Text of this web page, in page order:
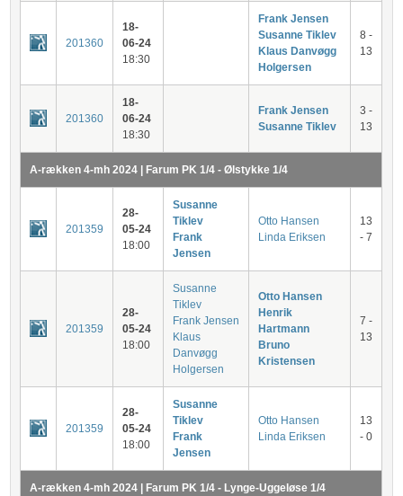
201360
18-
06-24
18:30
Frank Jensen
Susanne Tiklev
Klaus Danvøgg
Holgersen
8 -
13
201360
18-
06-24
18:30
Frank Jensen
Susanne Tiklev
3 -
13
A-rækken 4-mh 2024 | Farum PK 1/4 - Ølstykke 1/4
201359
28-
05-24
18:00
Susanne
Tiklev
Frank
Jensen
Otto Hansen
Linda Eriksen
13
- 7
201359
28-
05-24
18:00
Susanne
Tiklev
Frank Jensen
Klaus
Danvøgg
Holgersen
Otto Hansen
Henrik
Hartmann
Bruno
Kristensen
7 -
13
201359
28-
05-24
18:00
Susanne
Tiklev
Frank
Jensen
Otto Hansen
Linda Eriksen
13
- 0
A-rækken 4-mh 2024 | Farum PK 1/4 - Lynge-Uggeløse 1/4